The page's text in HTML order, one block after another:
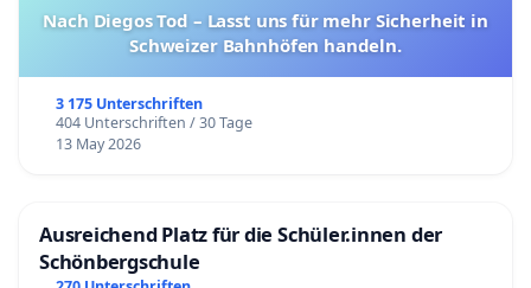
Nach Diegos Tod – Lasst uns für mehr Sicherheit in
Schweizer Bahnhöfen handeln.
3 175 Unterschriften
404 Unterschriften / 30 Tage
13 May 2026
Ausreichend Platz für die Schüler.innen der
Schönbergschule